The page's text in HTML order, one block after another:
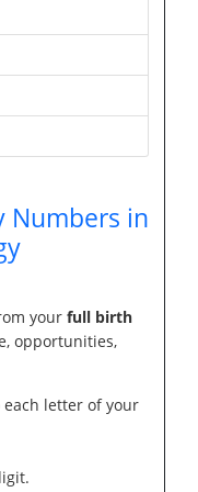
Numbers in
your full birth
opportunities,
letter of your